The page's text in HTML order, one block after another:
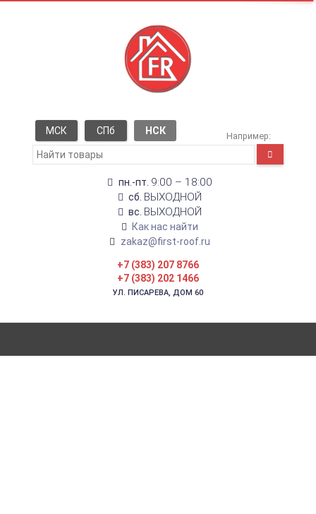
МСК СПб НСК Например:
пн.-пт. 9:00 – 18:00
сб. ВЫХОДНОЙ
вс. ВЫХОДНОЙ
Как нас найти
zakaz@first-roof.ru
+7 (383) 207 8766
+7 (383) 202 1466
УЛ. ПИСАРЕВА, ДОМ 60